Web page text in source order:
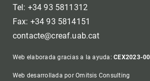
Tel: +34 93 5811312
Fax: +34 93 5814151
contacte@creaf.uab.cat
Web elaborada gracias a la ayuda:CEX2023-
Web desarrollada por Omitsis Consulting